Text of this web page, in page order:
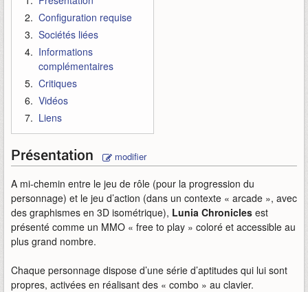
Configuration requise
Sociétés liées
Informations
complémentaires
Critiques
Vidéos
Liens
Présentation modifier
A mi-chemin entre le jeu de rôle (pour la progression du
personnage) et le jeu d’action (dans un contexte « arcade », avec
des graphismes en 3D isométrique), Lunia Chronicles est
présenté comme un MMO « free to play » coloré et accessible au
plus grand nombre.
Chaque personnage dispose d’une série d’aptitudes qui lui sont
propres, activées en réalisant des « combo » au clavier.